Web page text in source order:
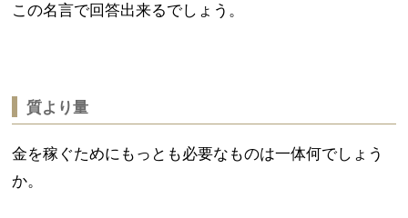
この名言で回答出来るでしょう。
質より量
金を稼ぐためにもっとも必要なものは一体何でしょう
か。